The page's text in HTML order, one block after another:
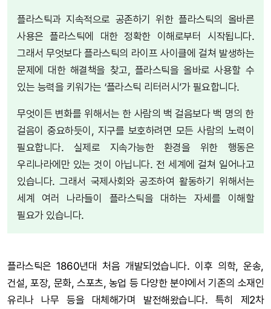
플라스틱과 지속적으로 공존하기 위한 플라스틱의 올바른
사용은 플라스틱에 대한 정확한 이해로부터 시작됩니다.
그래서 무엇보다 플라스틱의 라이프 사이클에 걸쳐 발생하는
문제에 대한 해결책을 찾고, 플라스틱을 올바로 사용할 수
있는 능력을 키워가는 ‘플라스틱 리터러시’가 필요합니다.
무엇이든 변화를 위해서는 한 사람의 백 걸음보다 백 명의 한
걸음이 중요하듯이, 지구를 보호하려면 모든 사람의 노력이
필요합니다. 실제로 지속가능한 환경을 위한 행동은
우리나라에만 있는 것이 아닙니다. 전 세계에 걸쳐 일어나고
있습니다. 그래서 국제사회와 공조하여 활동하기 위해서는
세계 여러 나라들이 플라스틱을 대하는 자세를 이해할
필요가 있습니다.
플라스틱은 1860년대 처음 개발되었습니다. 이후 의학, 운송,
건설, 포장, 문화, 스포츠, 농업 등 다양한 분야에서 기존의 소재인
유리나 나무 등을 대체해가며 발전해왔습니다. 특히 제2차